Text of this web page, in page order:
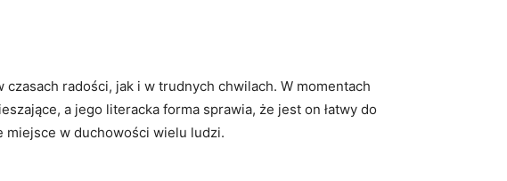
radości, jak i w trudnych chwilach. W momentach
a jego literacka forma sprawia, że jest on łatwy do
miejsce w duchowości wielu ludzi.